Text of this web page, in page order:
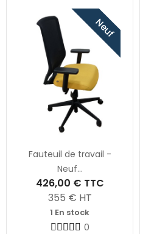
Neuf
Fauteuil de travail -
Neuf...
426,00 € TTC
355 € HT
1 En stock
0